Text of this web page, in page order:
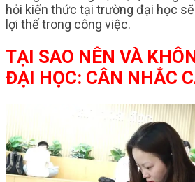
hỏi kiến thức tại trường đại học
lợi thế trong công việc.
TẠI SAO NÊN VÀ
ĐẠI HỌC: CÂN NHẮC